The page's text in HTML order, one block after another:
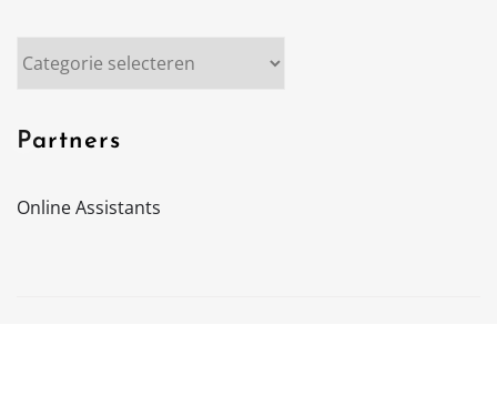
Categorieën
Partners
Online Assistants